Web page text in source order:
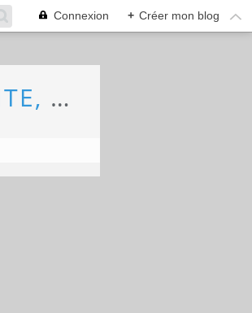
Connexion + Créer mon blog
ECONOMIE, MARKETING, COMMERCE, FORCE DE VENTE, ECOLOGIE